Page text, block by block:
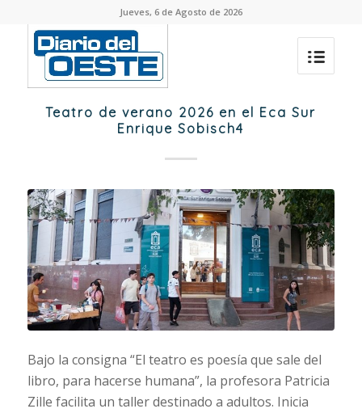
Jueves, 6 de Agosto de 2026
Teatro de verano 2026 en el Eca Sur
Enrique Sobisch4
Bajo la consigna “El teatro es poesía que sale del
libro, para hacerse humana”, la profesora Patricia
Zille facilita un taller destinado a adultos. Inicia